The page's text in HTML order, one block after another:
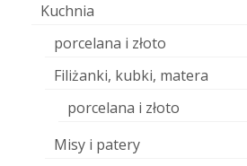
Kuchnia
porcelana i złoto
Filiżanki, kubki, matera
porcelana i złoto
Misy i patery